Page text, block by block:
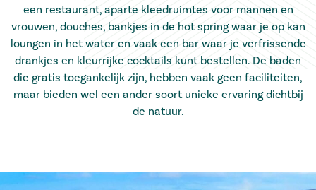
een restaurant, aparte kleedruimtes voor mannen en
vrouwen, douches, bankjes in de hot spring waar je op kan
loungen in het water en vaak een bar waar je verfrissende
drankjes en kleurrijke cocktails kunt bestellen. De baden
die gratis toegankelijk zijn, hebben vaak geen faciliteiten,
maar bieden wel een ander soort unieke ervaring dichtbij
de natuur.